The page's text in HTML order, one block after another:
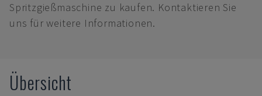
Spritzgießmaschine zu kaufen. Kontaktieren Sie
uns für weitere Informationen.
Übersicht